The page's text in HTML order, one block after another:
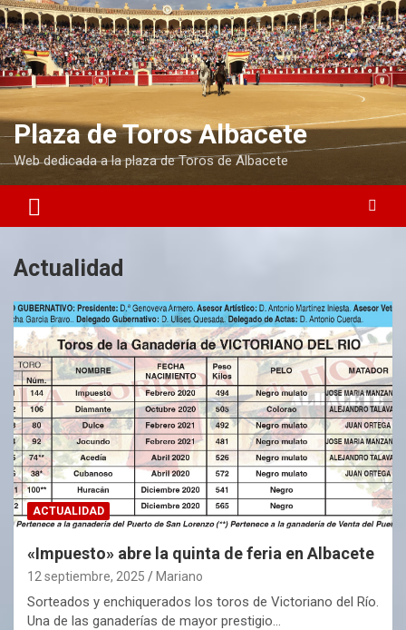
S
a
l
t
a
a
l
c
Plaza de Toros Albacete
Web dedicada a la plaza de Toros de Albacete
Actualidad
ACTUALIDAD
«Impuesto» abre la quinta de feria en Albacete
12 septiembre, 2025 Mariano
Sorteados y enchiquerados los toros de Victoriano del Río.
Una de las ganaderías de mayor prestigio…